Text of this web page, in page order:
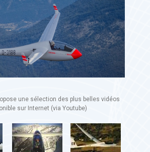
une sélection des plus belles vidéos
sur Internet (via Youtube)